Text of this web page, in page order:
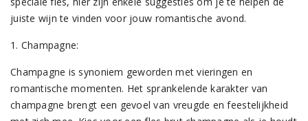
juiste wijn te vinden voor jouw romantische avond.
1. Champagne:
Champagne is synoniem geworden met vieringen en
romantische momenten. Het sprankelende karakter van
champagne brengt een gevoel van vreugde en feestelijkheid